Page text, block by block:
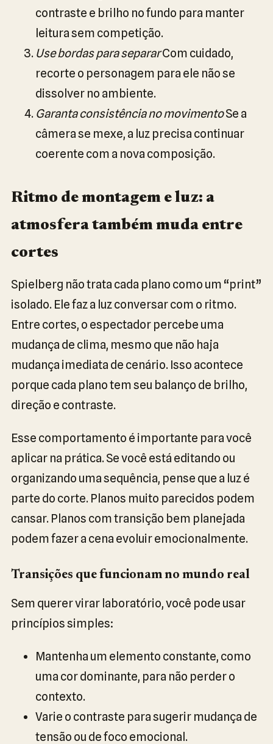
contraste e brilho no fundo para manter
leitura sem competição.
Use bordas para separarCom cuidado,
recorte o personagem para ele não se
dissolver no ambiente.
Garanta consistência no movimentoSe a
câmera se mexe, a luz precisa continuar
coerente com a nova composição.
Ritmo de montagem e luz: a
atmosfera também muda entre
cortes
Spielberg não trata cada plano como um “print”
isolado. Ele faz a luz conversar com o ritmo.
Entre cortes, o espectador percebe uma
mudança de clima, mesmo que não haja
mudança imediata de cenário. Isso acontece
porque cada plano tem seu balanço de brilho,
direção e contraste.
Esse comportamento é importante para você
aplicar na prática. Se você está editando ou
organizando uma sequência, pense que a luz é
parte do corte. Planos muito parecidos podem
cansar. Planos com transição bem planejada
podem fazer a cena evoluir emocionalmente.
Transições que funcionam no mundo real
Sem querer virar laboratório, você pode usar
princípios simples:
Mantenha um elemento constante, como
uma cor dominante, para não perder o
contexto.
Varie o contraste para sugerir mudança de
tensão ou de foco emocional.